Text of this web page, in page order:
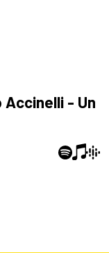
Accinelli - Un